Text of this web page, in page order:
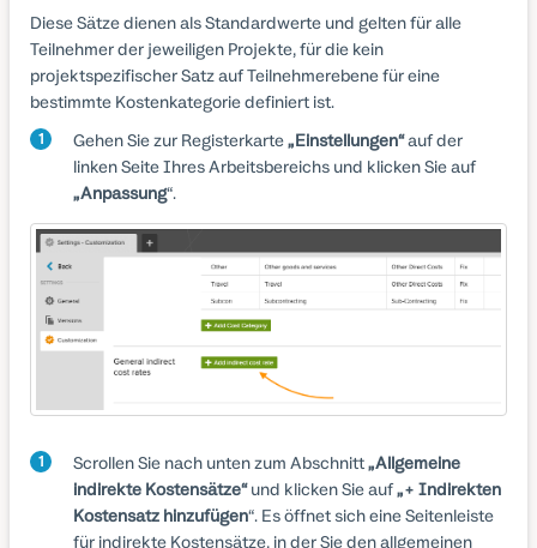
Diese Sätze dienen als Standardwerte und gelten für alle
Teilnehmer der jeweiligen Projekte, für die kein
projektspezifischer Satz auf Teilnehmerebene für eine
bestimmte Kostenkategorie definiert ist.
Gehen Sie zur Registerkarte„Einstellungen“auf der
linken Seite Ihres Arbeitsbereichs und klicken Sie auf
„Anpassung“.
Scrollen Sie nach unten zum Abschnitt„Allgemeine
indirekte Kostensätze“und klicken Sie auf„+ Indirekten
Kostensatz hinzufügen“. Es öffnet sich eine Seitenleiste
für indirekte Kostensätze, in der Sie den allgemeinen